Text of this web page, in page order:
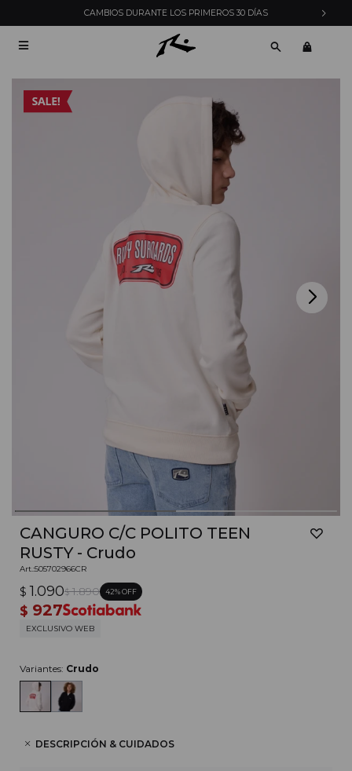
CAMBIOS DURANTE LOS PRIMEROS 30 DÍAS

CANGURO C/C POLITO TEEN
RUSTY - Crudo
505702966CR
$ 1.090$ 1.890 42
$ 927
EXCLUSIVO WEB
Variantes: Crudo
DESCRIPCIÓN & CUIDADOS